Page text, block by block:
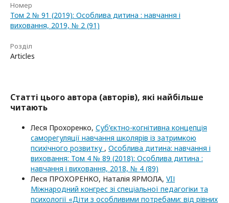
Номер
Том 2 № 91 (2019): Особлива дитина : навчання і
виховання, 2019, № 2 (91)
Розділ
Articles
Статті цього автора (авторів), які найбільше
читають
Леся Прохоренко, Суб’єктно-когнітивна концепція
саморегуляції навчання школярів із затримкою
психічного розвитку , Особлива дитина: навчання і
виховання: Том 4 № 89 (2018): Особлива дитина :
навчання і виховання, 2018, № 4 (89)
Леся ПРОХОРЕНКО, Наталія ЯРМОЛА, VIІ
Міжнародний конгрес зі спеціальної педагогіки та
психології «Діти з особливими потребами: від рівних